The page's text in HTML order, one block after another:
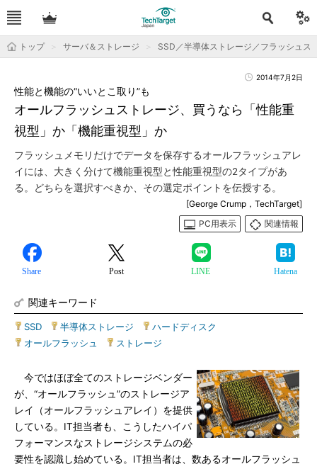
トップ サーバ＆ストレージ SSD／半導体ストレージ／フラッシュス
2014年7月2日
オールフラッシュストレージ、買うなら「性能重
視型」か「機能重視型」か
性能と機能の“いいとこ取り”も
フラッシュメモリだけでデータを保存するオールフラッシュアレ
イには、大きく分けて機能重視型と性能重視型の2タイプがあ
る。どちらを選択すべきか、その選定ポイントを伝授する。
[George Crump，TechTarget]
PC用表示
関連情報
Share Post LINE Hatena
関連キーワード
SSD 半導体ストレージ ハードディスク
オールフラッシュ
ストレージ
今ではほぼ全てのストレージベンダー
が、“オールフラッシュ”のストレージア
レイ（オールフラッシュアレイ）を提供
している。IT担当者も、こうしたハイパ
フォーマンスなストレージシステムの必
要性を認識し始めている。IT担当者は、数あるオールフラッシュ